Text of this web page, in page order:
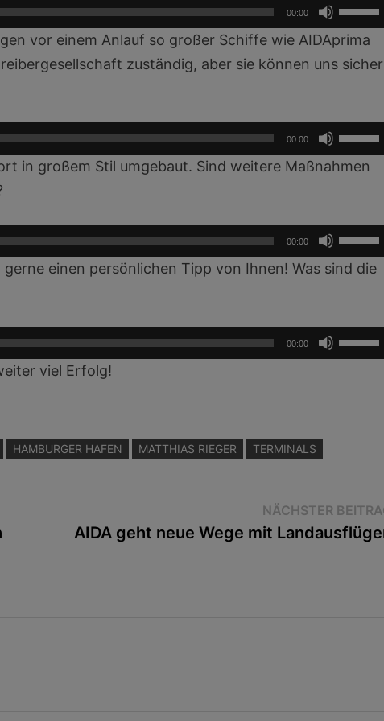
die
zu
00:00
Hoch/
zu
regeln.
vor einem Anlauf so großer Schiffe wie AIDAprima
zuständig, aber sie können uns sicher
00:00
Hoch/
die
zu
in großem Stil umgebaut. Sind weitere Maßnahmen
00:00
Hoch/
die
einen persönlichen Tipp von Ihnen! Was sind die
00:00
Hoch/
regeln.
viel Erfolg!
HAMBURGER HAFEN MATTHIAS RIEGER TERMINALS
NÄCHSTER
AIDA geht neue Wege mit